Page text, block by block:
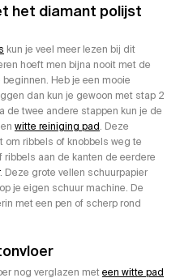
het diamant polijst
kun je veel meer lezen bij dit
hoeft men bijna nooit met de
beginnen. Heb je een mooie
dan kun je gewoon met stap 2
de twee andere stappen kun je de
witte reiniging pad. Deze
ribbels of knobbels weg te
ribbels aan de kanten de eerdere
. Deze grote vellen schuurpapier
je eigen schuur machine. De
met een pen of scherp rond
nog verglazen meteen witte pad